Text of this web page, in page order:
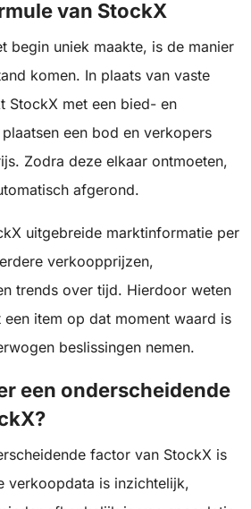
van StockX
begin uniek maakte, is de manier
komen. In plaats van vaste
StockX met een bied- en
een bod en verkopers
Zodra deze elkaar ontmoeten,
afgerond.
uitgebreide marktinformatie per
verkoopprijzen,
trends over tijd. Hierdoor weten
item op dat moment waard is
beslissingen nemen.
een onderscheidende
factor van StockX is
verkoopdata is inzichtelijk,